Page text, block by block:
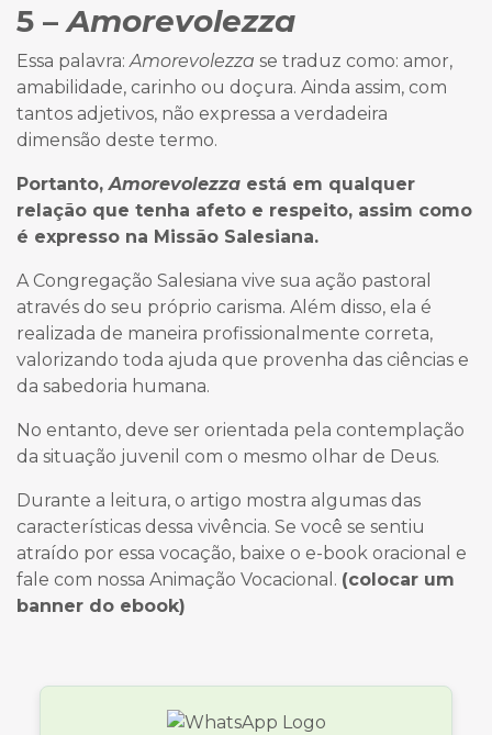
5 –Amorevolezza
Essa palavra:Amorevolezza se traduz como: amor,
amabilidade, carinho ou doçura. Ainda assim, com
tantos adjetivos, não expressa a verdadeira
dimensão deste termo.
Portanto,Amorevolezza está em qualquer
relação que tenha afeto e respeito, assim como
é expresso na Missão Salesiana.
A Congregação Salesiana vive sua ação pastoral
através do seu próprio carisma. Além disso, ela é
realizada de maneira profissionalmente correta,
valorizando toda ajuda que provenha das ciências e
da sabedoria humana.
No entanto, deve ser orientada pela contemplação
da situação juvenil com o mesmo olhar de Deus.
Durante a leitura, o artigo mostra algumas das
características dessa vivência. Se você se sentiu
atraído por essa vocação, baixe o e-book oracional e
fale com nossa Animação Vocacional. (colocar um
banner do ebook)